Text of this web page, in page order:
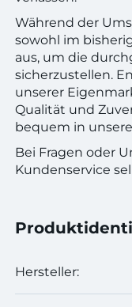
Während der
sowohl im
aus, um die
sicherzustellen.
unserer
Qualität und
bequem in
Bei Fragen oder
Kundenservice
Hersteller: